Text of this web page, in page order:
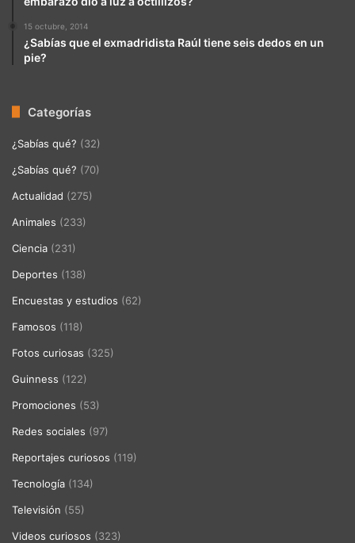
15 octubre, 2014
¿Sabías que el exmadridista Raúl tiene seis dedos en un
pie?
Categorías
¿Sabías qué? (32)
¿Sabías qué? (70)
Actualidad (275)
Animales (233)
Ciencia (231)
Deportes (138)
Encuestas y estudios (62)
Famosos (118)
Fotos curiosas (325)
Guinness (122)
Promociones (53)
Redes sociales (97)
Reportajes curiosos (119)
Tecnología (134)
Televisión (55)
Videos curiosos (323)